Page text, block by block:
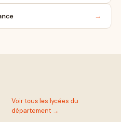
→
Voir tous les lycées du
département →